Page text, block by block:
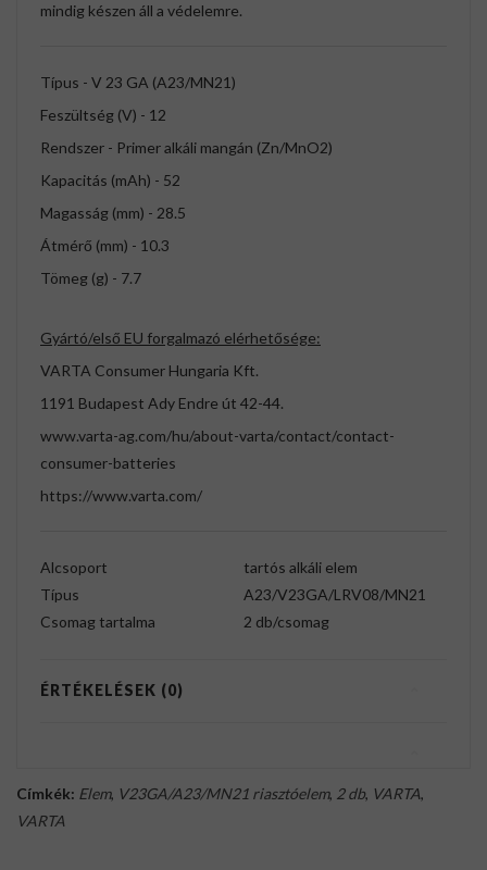
mindig készen áll a védelemre.
Típus - V 23 GA (A23/MN21)
Feszültség (V) - 12
Rendszer - Primer alkáli mangán (Zn/MnO2)
Kapacitás (mAh) - 52
Magasság (mm) - 28.5
Átmérő (mm) - 10.3
Tömeg (g) - 7.7
Gyártó/első EU forgalmazó elérhetősége:
VARTA Consumer Hungaria Kft.
1191 Budapest Ady Endre út 42-44.
www.varta-ag.com/hu/about-varta/contact/contact-
consumer-batteries
https://www.varta.com/
Alcsoport
tartós alkáli elem
Típus
A23/V23GA/LRV08/MN21
Csomag tartalma
2 db/csomag
ÉRTÉKELÉSEK (0)
Címkék: Elem, V23GA/A23/MN21 riasztóelem, 2 db, VARTA,
VARTA